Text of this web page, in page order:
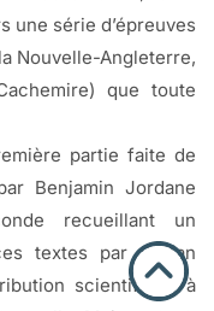
une série d’épreuves
Nouvelle-Angleterre,
que toute
partie faite de
Benjamin Jordane
recueillant un
textes par Stefan
scientifique à